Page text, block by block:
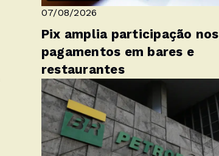
07/08/2026
Pix amplia participação nos
pagamentos em bares e
restaurantes